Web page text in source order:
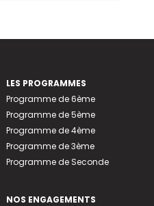
LES PROGRAMMES
Programme de 6ème
Programme de 5ème
Programme de 4ème
Programme de 3ème
Programme de Seconde
NOS ENGAGEMENTS